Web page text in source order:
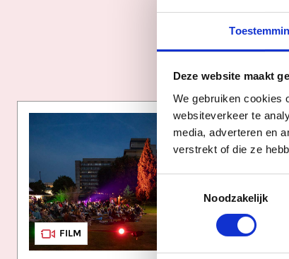
Deze website maakt
We gebruiken cookies
websiteverkeer te
media, adverteren en
verstrekt of die ze
Toestemmingsselectie
Noodzakelijk
FILM